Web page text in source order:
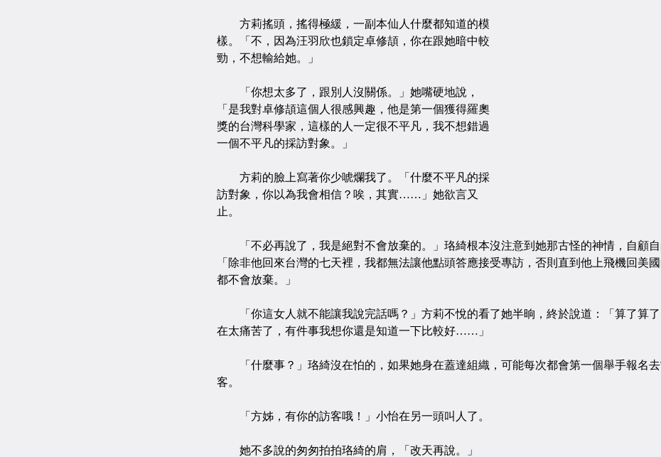
方莉搖頭，搖得極緩，一副本仙人什麼都知道的模
樣。「不，因為汪羽欣也鎖定卓修頡，你在跟她暗中較
勁，不想輸給她。」
「你想太多了，跟別人沒關係。」她嘴硬地說，
「是我對卓修頡這個人很感興趣，他是第一個獲得羅奧
獎的台灣科學家，這樣的人一定很不平凡，我不想錯過
一個不平凡的採訪對象。」
方莉的臉上寫著你少唬爛我了。「什麼不平凡的採
訪對象，你以為我會相信？唉，其實……」她欲言又
止。
「不必再說了，我是絕對不會放棄的。」珞綺根本沒注意到她那古怪的神情，自顧自
「除非他回來台灣的七天裡，我都無法讓他點頭答應接受專訪，否則直到他上飛機回美
都不會放棄。」
「你這女人就不能讓我說完話嗎？」方莉不悅的看了她半晌，終於說道：「算了算
在太痛苦了，有件事我想你還是知道一下比較好……」
「什麼事？」珞綺沒在怕的，如果她身在蓋達組織，可能每次都會第一個舉手報名
客。
「方姊，有你的訪客哦！」小怡在另一頭叫人了。
她不多說的匆匆拍拍珞綺的肩，「改天再說。」